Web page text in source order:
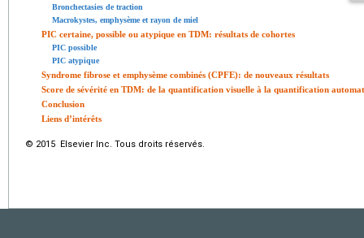
Bronchectasies de traction
Macrokystes, emphysème et rayon de miel
PIC certaine, possible ou atypique en TDM: résultats de cohortes
PIC possible
PIC atypique
Syndrome fibrose et emphysème combinés (CPFE): de nouveaux résultats
Score de sévérité en TDM: de la quantification visuelle à la quantification
Conclusion
Liens d’intérêts
© 2015 Elsevier Inc. Tous droits réservés.